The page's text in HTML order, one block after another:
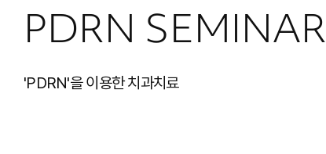
PDRN SEMINAR
'PDRN'을 이용한 치과치료